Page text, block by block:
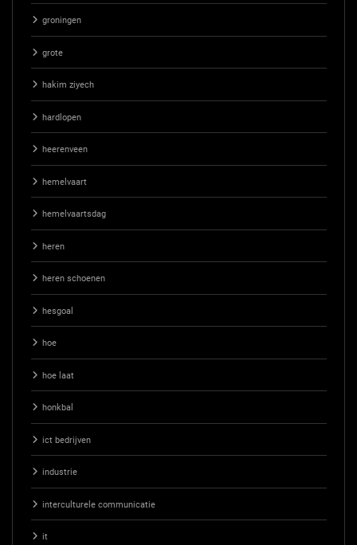
groningen
grote
hakim ziyech
hardlopen
heerenveen
hemelvaart
hemelvaartsdag
heren
heren schoenen
hesgoal
hoe
hoe laat
honkbal
ict bedrijven
industrie
interculturele communicatie
it